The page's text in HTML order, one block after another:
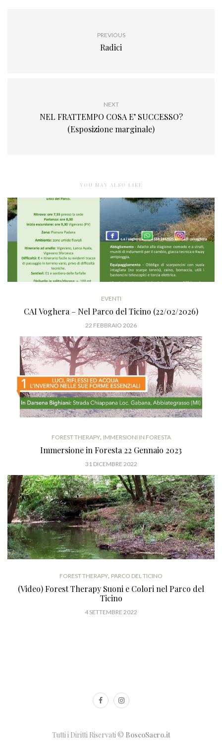
PREVIOUS
Radici
NEXT
NEL FRATTEMPO COSA E’ SUCCESSO?
(Esposizione marginale)
YOU MAY ALSO LIKE
EVENTI
CAI Voghera – Nel Parco del Ticino (22/02/2026)
22 FEBBRAIO 2026
FOREST THERAPY, IMMERSIONI IN FORESTA
Immersione in Foresta 22 Gennaio 2023
31 DICEMBRE 2022
FOREST THERAPY, PARCO DEL TICINO
(Video) Forest Therapy Suoni e Colori nel Parco del
Ticino
4 SETTEMBRE 2022
Tutti i Diritti Riservati © BoscoSacro.it